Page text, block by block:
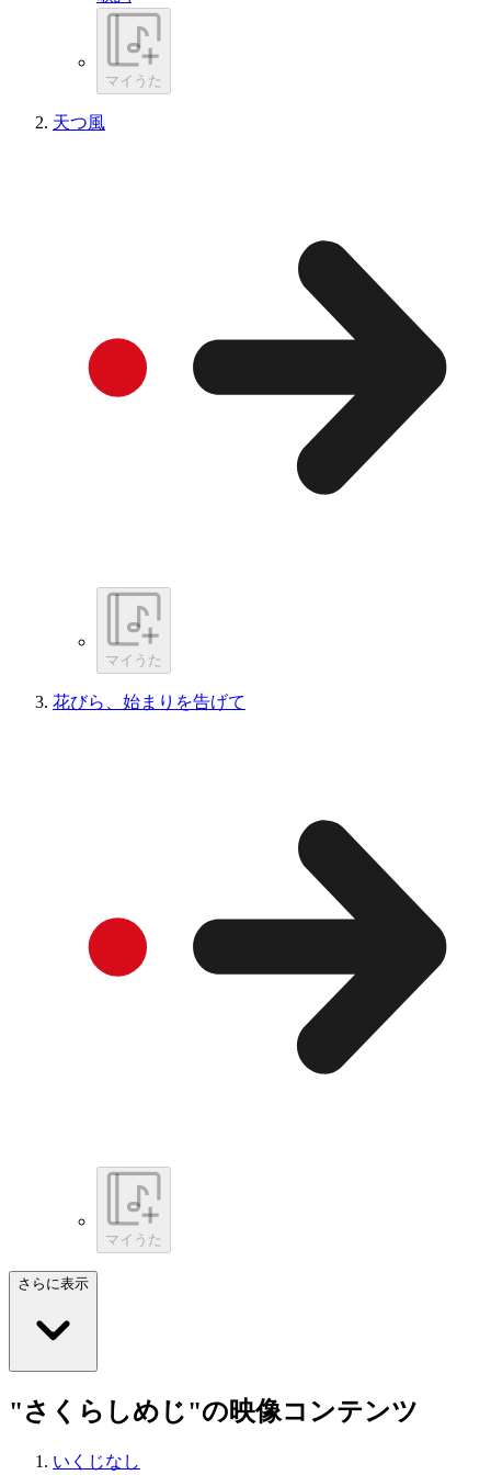
マイうた
天つ風
マイうた
花びら、始まりを告げて
マイうた
さらに表示
"さくらしめじ"の映像コンテンツ
いくじなし